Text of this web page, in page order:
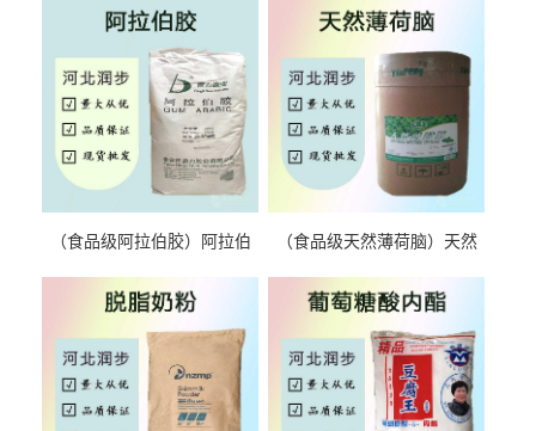
（食品级阿拉伯胶）阿拉伯
（食品级天然薄荷脑）天然